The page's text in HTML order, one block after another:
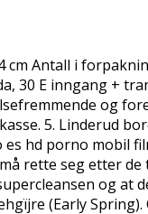
cm Antall i
30 E inngang +
og
5. Linderud
hd porno mobil
rette seg etter de
og at
(Early